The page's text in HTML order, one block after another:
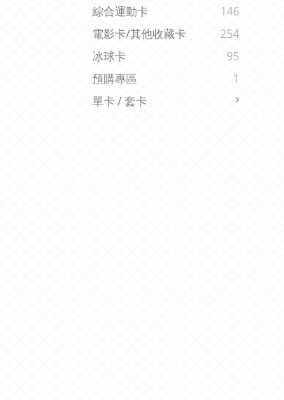
綜合運動卡
146
電影卡/其他收藏卡
254
冰球卡
95
預購專區
1
單卡 / 套卡